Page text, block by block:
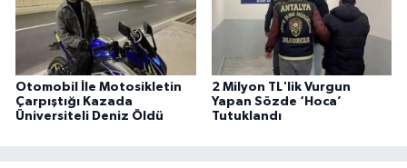
Otomobil İle Motosikletin
Çarpıştığı Kazada
Üniversiteli Deniz Öldü
2 Milyon TL'lik Vurgun
Yapan Sözde ‘Hoca’
Tutuklandı